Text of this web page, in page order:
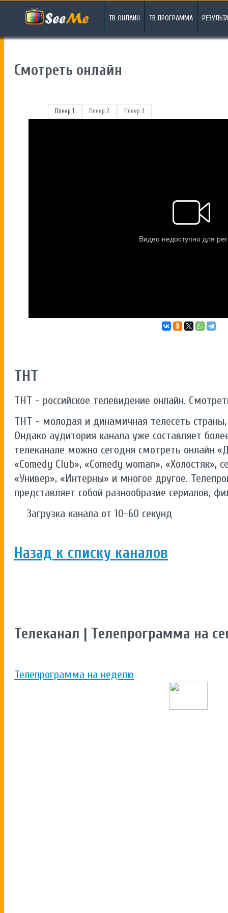
ТВ ОНЛАЙН ТВ ПРОГРАММА
Смотреть онлайн
Плеер 1 Плеер 2 Плеер 3
ТНТ
ТНТ - российское телевидение онлайн.
ТНТ - молодая и динамичная телесеть страны,
Ондако аудитория канала уже составляет
телеканале можно сегодня смотреть онлайн
«Comedy Club», «Comedy woman», «Холостяк»,
«Универ», «Интерны» и многое другое.
представляет собой разнообразие сериалов,
Загрузка канала от 10-60 секунд
Назад к списку каналов
Телеканал | Телепрограмма на
Телепрограмма на неделю